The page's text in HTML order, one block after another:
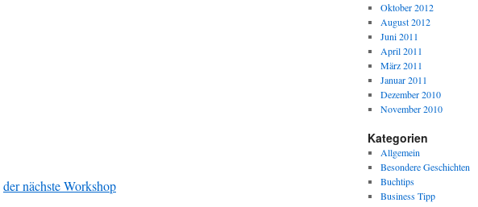
der nächste Workshop
Oktober 2012
August 2012
Juni 2011
April 2011
März 2011
Januar 2011
Dezember 2010
November 2010
Kategorien
Allgemein
Besondere Geschichten
Buchtips
Business Tipp